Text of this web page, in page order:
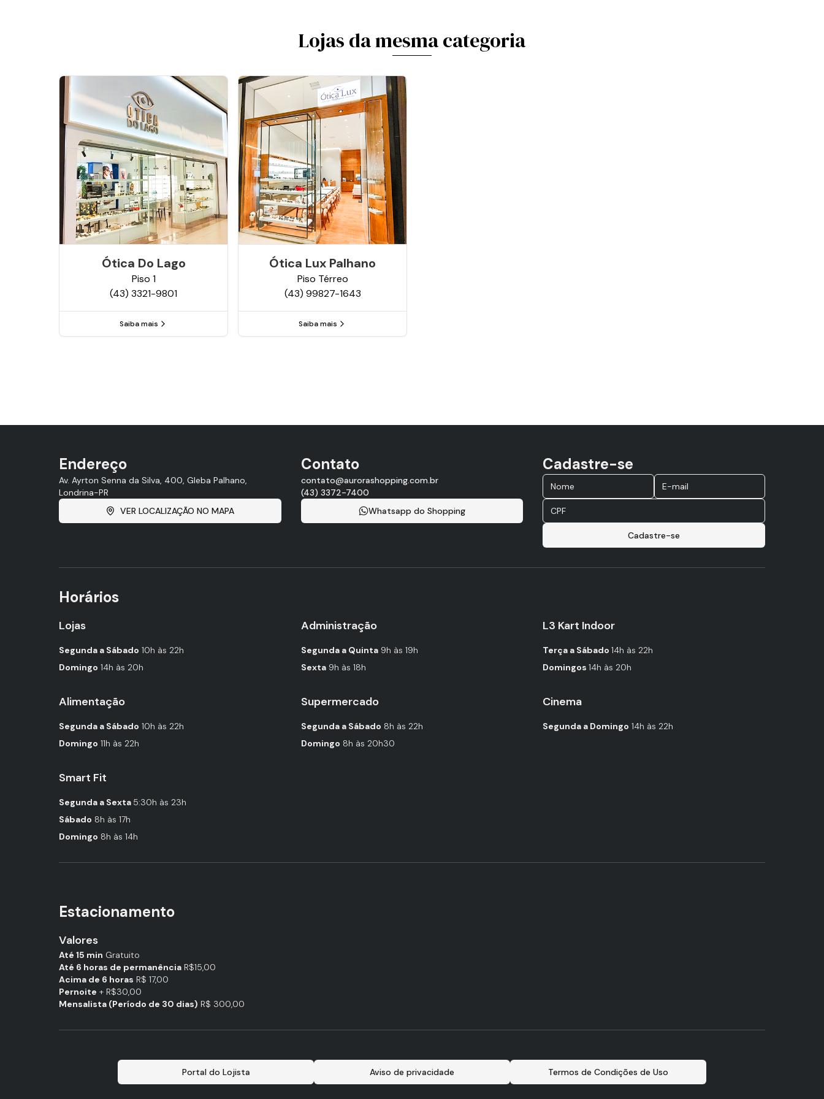
Lojas da mesma categoria
Ótica Do Lago
Piso 1
(43) 3321-9801
Saiba mais
Ótica Lux Palhano
Piso Térreo
(43) 99827-1643
Saiba mais
Endereço
Av. Ayrton Senna da Silva, 400, Gleba Palhano,
Londrina-PR
VER LOCALIZAÇÃO NO MAPA
Contato
contato@aurorashopping.com.br
(43) 3372-7400
Whatsapp do Shopping
Cadastre-se
Cadastre-se
Horários
Lojas
Segunda a Sábado 10h às 22h
Domingo 14h às 20h
Administração
Segunda a Quinta 9h às 19h
Sexta 9h às 18h
L3 Kart Indoor
Terça a Sábado14h às 22h
Domingos14h às 20h
Alimentação
Segunda a Sábado 10h às 22h
Domingo 11h às 22h
Supermercado
Segunda a Sábado 8h às 22h
Domingo 8h às 20h30
Cinema
Segunda a Domingo 14h às 22h
Smart Fit
Segunda a Sexta 5:30h às 23h
Sábado 8h às 17h
Domingo 8h às 14h
Estacionamento
Valores
Até 15 min Gratuito
Até 6 horas de permanência R$15,00
Acima de 6 horas R$ 17,00
Pernoite + R$30,00
Mensalista (Período de 30 dias) R$ 300,00
Portal do Lojista Aviso de privacidade Termos de Condições de Uso